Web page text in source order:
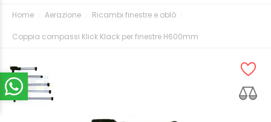
Home Aerazione Ricambi finestre e oblò
Coppia compassi Klick Klack per finestre H600mm